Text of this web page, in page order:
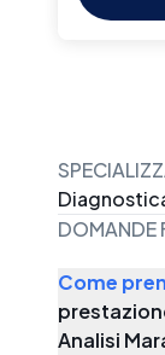
DOMANDE
Come
Analisi